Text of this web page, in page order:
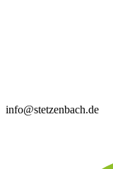
info@stetzenbach.de